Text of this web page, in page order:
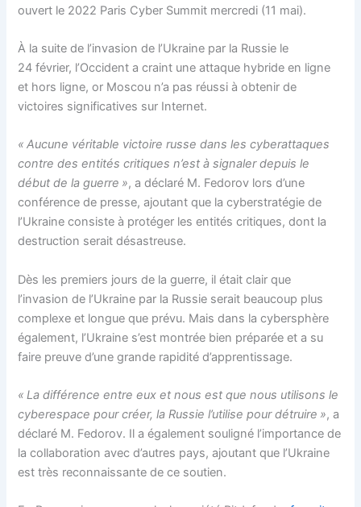
ouvert le 2022 Paris Cyber Summit mercredi (11 mai).
À la suite de l’invasion de l’Ukraine par la Russie le
24 février, l’Occident a craint une attaque hybride en ligne
et hors ligne, or Moscou n’a pas réussi à obtenir de
victoires significatives sur Internet.
« Aucune véritable victoire russe dans les cyberattaques
contre des entités critiques n’est à signaler depuis le
début de la guerre », a déclaré M. Fedorov lors d’une
conférence de presse, ajoutant que la cyberstratégie de
l’Ukraine consiste à protéger les entités critiques, dont la
destruction serait désastreuse.
Dès les premiers jours de la guerre, il était clair que
l’invasion de l’Ukraine par la Russie serait beaucoup plus
complexe et longue que prévu. Mais dans la cybersphère
également, l’Ukraine s’est montrée bien préparée et a su
faire preuve d’une grande rapidité d’apprentissage.
« La différence entre eux et nous est que nous utilisons le
cyberespace pour créer, la Russie l’utilise pour détruire », a
déclaré M. Fedorov. Il a également souligné l’importance de
la collaboration avec d’autres pays, ajoutant que l’Ukraine
est très reconnaissante de ce soutien.